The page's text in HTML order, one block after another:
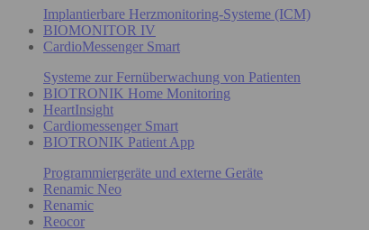
Implantierbare Herzmonitoring-Systeme (ICM)
BIOMONITOR IV
CardioMessenger Smart
Systeme zur Fernüberwachung von Patienten
BIOTRONIK Home Monitoring
HeartInsight
Cardiomessenger Smart
BIOTRONIK Patient App
Programmiergeräte und externe Geräte
Renamic Neo
Renamic
Reocor